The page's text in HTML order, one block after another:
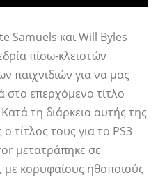
Samuels και Will Byles
πίσω-κλειστών
παιχνιδιών για να μας
στο επερχόμενο τίτλο
τη διάρκεια αυτής της
τίτλος τους για το PS3
μετατράπηκε σε
με κορυφαίους ηθοποιούς